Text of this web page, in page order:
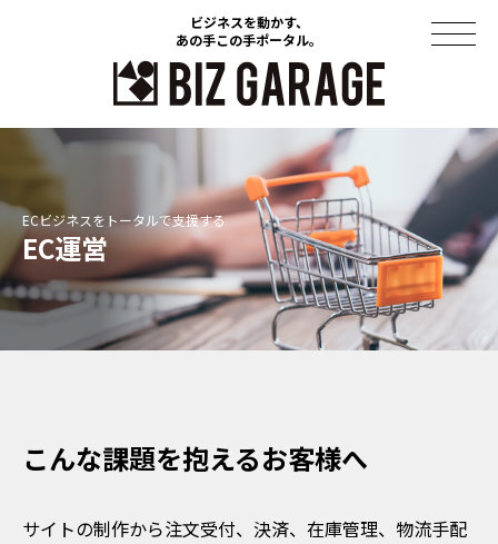
ビジネスを動かす、
あの手この手ポータル。
ビジネスを動かす、
あの手この手ポータル。
導入事例
セミナー
ソリューション
EC運営
こんな課題を抱えるお客様へ
サイトの制作から注文受付、決済、在庫管理、物流手配